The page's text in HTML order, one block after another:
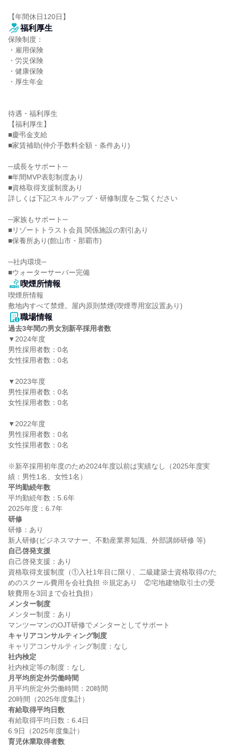
【年間休日120日】
福利厚生
保険制度：
・雇用保険
・労災保険
・健康保険
・厚生年金
待遇・福利厚生
【福利厚生】
■慶弔金支給
■家賃補助(仲介手数料全額・条件あり)
─成長をサポート─
■年間MVP表彰制度あり
■資格取得支援制度あり
詳しくは下記スキルアップ・研修制度をご覧ください
─家族もサポート─
■リゾートトラスト会員 関係施設の割引あり
■保養所あり(館山市・那覇市)
─社内環境─
■ウォーターサーバー完備
喫煙所情報
喫煙所情報
敷地内すべて禁煙。屋内原則禁煙(喫煙専用室設置あり)
職場情報
過去3年間の男女別新卒採用者数
▼2024年度
男性採用者数：0名
女性採用者数：0名
▼2023年度
男性採用者数：0名
女性採用者数：0名
▼2022年度
男性採用者数：0名
女性採用者数：0名
※新卒採用初年度のため2024年度以前は実績なし（2025年度実
平均勤続年数
平均勤続年数：5.6年
研修
研修：あり
自己啓発支援
自己啓発支援：あり
資格取得支援制度（①入社1年目に限り、二級建築士資格取得のた
めのスクール費用を会社負担 ※規定あり　②宅地建物取引士の受
メンター制度
メンター制度：あり
キャリアコンサルティング制度
社内検定
月平均所定外労働時間
月平均所定外労働時間：20時間
有給取得平均日数
有給取得平均日数：6.4日
育児休業取得者数